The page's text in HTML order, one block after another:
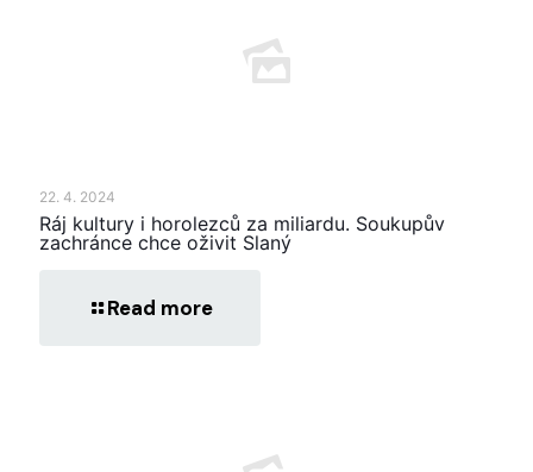
22. 4. 2024
Ráj kultury i horolezců za miliardu. Soukupův
zachránce chce oživit Slaný
Read more